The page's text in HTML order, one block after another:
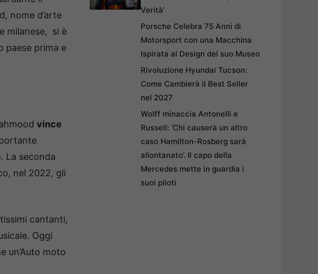
nome d’arte
milanese, si è
paese prima e
vince
La seconda
nel 2022, gli
cantanti,
Oggi
un’Auto moto
Verità’
Porsche Celebra 75 Anni di
Motorsport con una Macchina
Ispirata al Design del suo Museo
Rivoluzione Hyundai Tucson:
Come Cambierà il Best Seller
nel 2027
Wolff minaccia Antonelli e
Russell: ‘Chi causerà un altro
caso Hamilton-Rosberg sarà
allontanato’. Il capo della
Mercedes mette in guardia i
suoi piloti